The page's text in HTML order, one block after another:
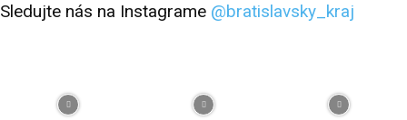
Sledujte nás na Instagrame @bratislavsky_kraj